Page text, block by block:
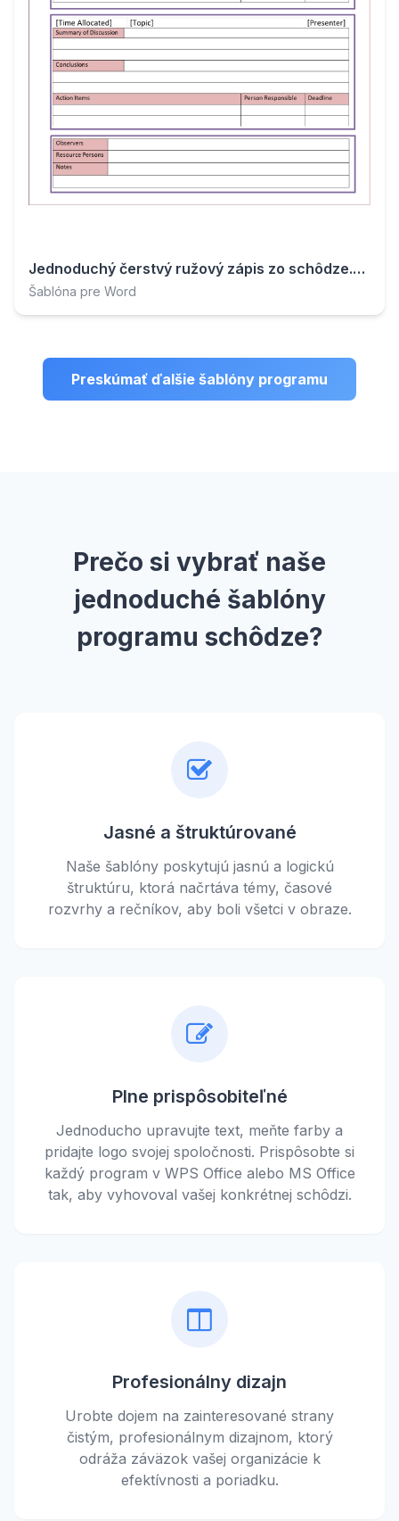
Jednoduchý čerstvý ružový zápis zo schôdze.doc
Šablóna pre Word
Preskúmať ďalšie šablóny programu
Prečo si vybrať naše
jednoduché šablóny
programu schôdze?
Jasné a štruktúrované
Naše šablóny poskytujú jasnú a logickú
štruktúru, ktorá načrtáva témy, časové
rozvrhy a rečníkov, aby boli všetci v obraze.
Plne prispôsobiteľné
Jednoducho upravujte text, meňte farby a
pridajte logo svojej spoločnosti. Prispôsobte si
každý program v WPS Office alebo MS Office
tak, aby vyhovoval vašej konkrétnej schôdzi.
Profesionálny dizajn
Urobte dojem na zainteresované strany
čistým, profesionálnym dizajnom, ktorý
odráža záväzok vašej organizácie k
efektívnosti a poriadku.